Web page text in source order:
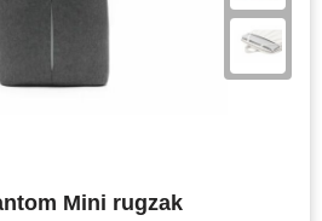
Mini rugzak